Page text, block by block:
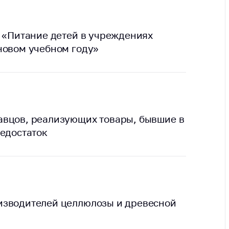
и
детей в учреждениях
учебном году»
реализующих товары, бывшие в
целлюлозы и древесной